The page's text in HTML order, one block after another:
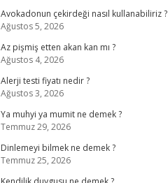
Avokadonun çekirdeği nasıl kullanabiliriz ?
Ağustos 5, 2026
Az pişmiş etten akan kan mı ?
Ağustos 4, 2026
Alerji testi fiyatı nedir ?
Ağustos 3, 2026
Ya muhyi ya mumit ne demek ?
Temmuz 29, 2026
Dinlemeyi bilmek ne demek ?
Temmuz 25, 2026